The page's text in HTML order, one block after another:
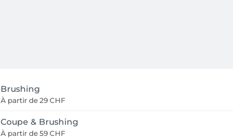
Brushing
À partir de 29 CHF
Coupe & Brushing
À partir de 59 CHF